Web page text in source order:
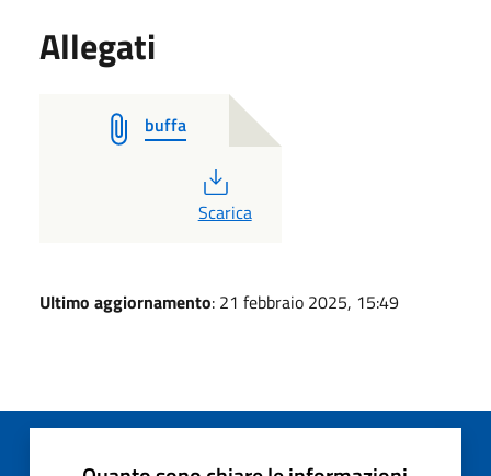
Allegati
buffa
PDF
Scarica
Ultimo aggiornamento: 21 febbraio 2025, 15:49